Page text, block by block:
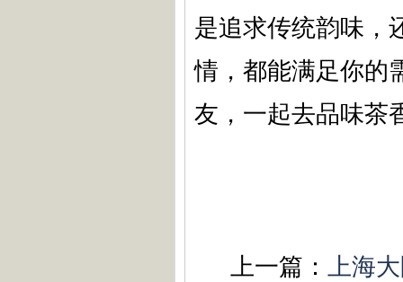
是追求传统韵味，
情，都能满足你的
友，一起去品味茶
上一篇： 上海